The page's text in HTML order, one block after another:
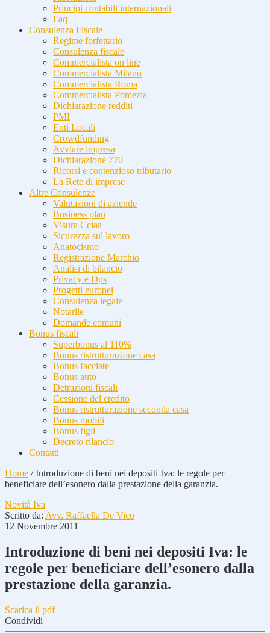
Principi contabili internazionali
Faq
Consulenza Fiscale
Regime forfettario
Consulenza fiscale
Commercialista on line
Commercialista Milano
Commercialista Roma
Commercialista Pomezia
Dichiarazione redditi
PMI
Enti Locali
Crowdfunding
Avviare impresa
Dichiarazione 770
Ricorsi e contenzioso tributario
La Rete di imprese
Altre Consulenze
Valutazioni di aziende
Business plan
Visura Cciaa
Sicurezza sul lavoro
Anatocismo
Registrazione Marchio
Analisi di bilancio
Privacy e Dps
Progetti europei
Consulenza legale
Notarile
Domande comuni
Bonus fiscali
Superbonus al 110%
Bonus ristrutturazione casa
Bonus facciate
Bonus auto
Detrazioni fiscali
Cessione del credito
Bonus ristrutturazione seconda casa
Bonus mobili
Bonus figli
Decreto rilancio
Contatti
Home /Introduzione di beni nei depositi Iva: le regole per
beneficiare dell’esonero dalla prestazione della garanzia.
Novità Iva
Scritto da: Avv. Raffaella De Vico
12 Novembre 2011
Introduzione di beni nei depositi Iva: le
regole per beneficiare dell’esonero dalla
prestazione della garanzia.
Scarica il pdf
Condividi